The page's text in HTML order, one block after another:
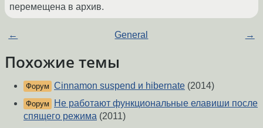
перемещена в архив.
← General →
Похожие темы
Форум Cinnamon suspend и hibernate (2014)
Форум
Не работают функциональные елавиши после
спящего режима (2011)